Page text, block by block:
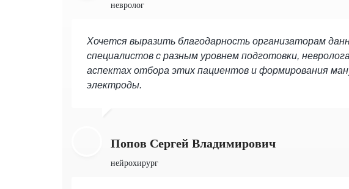
невролог
Хочется выразить благодарность организаторам
специалистов с разным уровнем подготовки,
аспектах отбора этих пациентов и формирования
электроды.
Попов Сергей Владимирович
нейрохирург